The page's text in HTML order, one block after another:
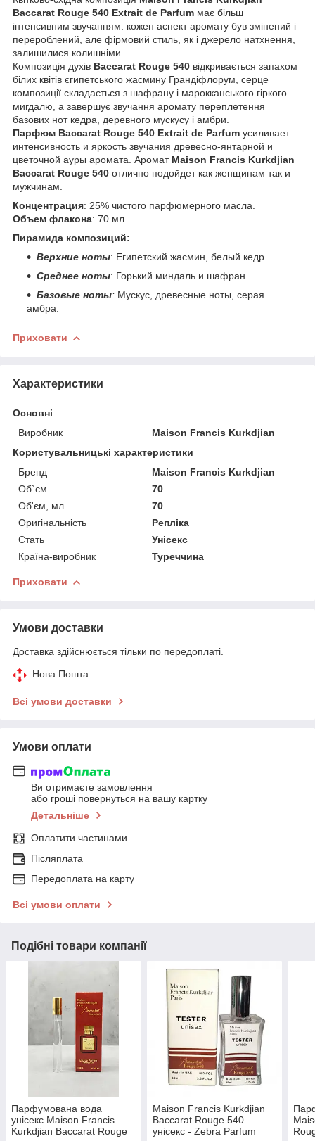
Baccarat Rouge 540 Extrait de Parfum має більш
інтенсивним звучанням: кожен аспект аромату був змінений і
перероблений, але фірмовий стиль, як і джерело натхнення,
залишилися колишніми.
Композиція духів Baccarat Rouge 540 відкривається запахом
білих квітів єгипетського жасмину Грандіфлорум, серце
композиції складається з шафрану і марокканського гіркого
мигдалю, а завершує звучання аромату переплетення
базових нот кедра, деревного мускусу і амбри.
Парфюм Baccarat Rouge 540 Extrait de Parfum усиливает
интенсивность и яркость звучания древесно-янтарной и
цветочной ауры аромата. Аромат Maison Francis Kurkdjian
Baccarat Rouge 540 отлично подойдет как женщинам так и
мужчинам.
Концентрация: 25% чистого парфюмерного масла.
Объем флакона: 70 мл.
Пирамида композиций:
Верхние ноты: Египетский жасмин, белый кедр.
Среднее ноты: Горький миндаль и шафран.
Базовые ноты: Мускус, древесные ноты, серая
амбра.
Приховати
Характеристики
Основні
Виробник
Maison Francis Kurkdjian
Користувальницькі характеристики
Бренд
Maison Francis Kurkdjian
Об`єм
70
Об'єм, мл
70
Оригінальність
Репліка
Стать
Унісекс
Країна-виробник
Туреччина
Приховати
Умови доставки
Доставка здійснюється тільки по передоплаті.
Нова Пошта
Всі умови доставки
Умови оплати
Ви отримаєте замовлення
або гроші повернуться на вашу картку
Детальніше
Оплатити частинами
Післяплата
Передоплата на карту
Всі умови оплати
Подібні товари компанії
Парфумована вода
унісекс Maison Francis
Kurkdjian Baccarat Rouge
Maison Francis Kurkdjian
Baccarat Rouge 540
унісекс - Zebra Parfum